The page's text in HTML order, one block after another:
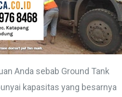
Anda sebab Ground Tank
kapasitas yang besarnya